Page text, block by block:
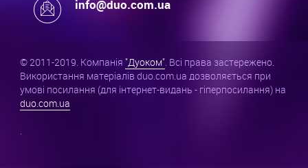
info@duo.com.ua
© 2011-2019. Компанія "Дуоком". Всі права застережено.
Використання матеріалів duo.com.ua дозволяється при
умові посилання (для інтернет-видань - гіперпосилання) на
duo.com.ua
.